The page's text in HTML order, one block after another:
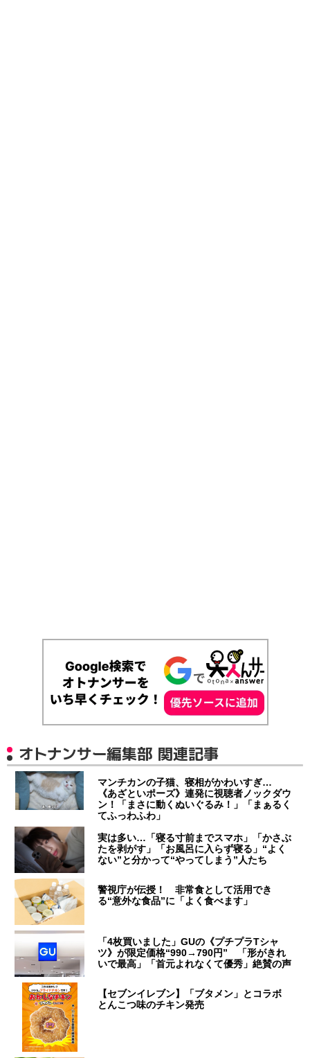
オトナンサー編集部 関連記事
マンチカンの子猫、寝相がかわいすぎ…
《あざといポーズ》連発に視聴者ノックダウ
ン！「まさに動くぬいぐるみ！」「まぁるく
てふっわふわ」
実は多い…「寝る寸前までスマホ」「かさぶ
たを剥がす」「お風呂に入らず寝る」“よく
ない”と分かって“やってしまう”人たち
警視庁が伝授！ 非常食として活用でき
る“意外な食品”に「よく食べます」
「4枚買いました」GUの《プチプラTシャ
ツ》が限定価格“990→790円” 「形がきれ
いで最高」「首元よれなくて優秀」絶賛の声
【セブンイレブン】「ブタメン」とコラボ
とんこつ味のチキン発売